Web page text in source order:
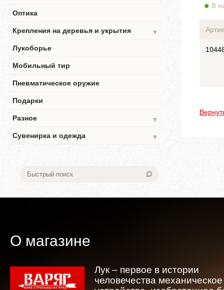
Оптика
Крепления на деревья и укрытия
▼
Лукоборье
Мобильный тир
Пневматическое оружие
Подарки
Разное
▼
Сувенирка и одежда
▼
В
О магазине
Лук – первое в истории
человечества механическое